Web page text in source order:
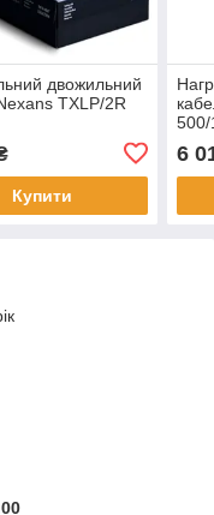
двожильний
TXLP/2R
Купити
500/
6